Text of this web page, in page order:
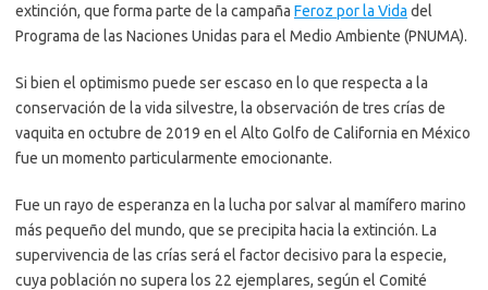
extinción, que forma parte de la campaña Feroz por la Vida del
Programa de las Naciones Unidas para el Medio Ambiente (PNUMA).
Si bien el optimismo puede ser escaso en lo que respecta a la
conservación de la vida silvestre, la observación de tres crías de
vaquita en octubre de 2019 en el Alto Golfo de California en México
fue un momento particularmente emocionante.
Fue un rayo de esperanza en la lucha por salvar al mamífero marino
más pequeño del mundo, que se precipita hacia la extinción. La
supervivencia de las crías será el factor decisivo para la especie,
cuya población no supera los 22 ejemplares, según el Comité